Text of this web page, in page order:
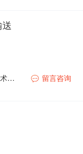
上海东庚设备工程技术有限公司
留言咨询